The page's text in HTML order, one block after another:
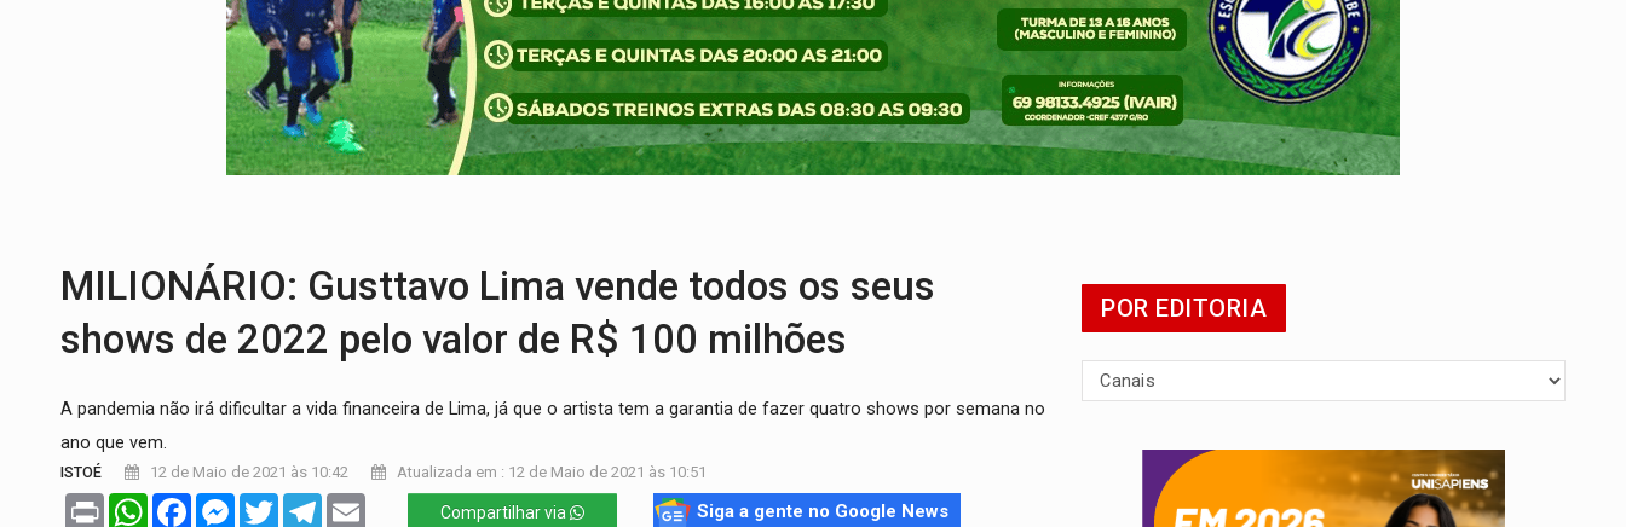
PREVISÃO:Interior de Rondônia terá sábado (8) de calor intenso e tempo firme
INFRAESTRUTURA: Após quase 30 anos de espera, asfalto chega ao bairro Nova Esperança
A ILHA:Coreografia de Rondônia estreia na programação do Festival de Dança de Joinville
ELEIÇÕES 2026:Sgt. Mouza esclarece 'erro de digitação' em declaração de patrimônio de R$ 29 mi
MILIONÁRIO: Gusttavo Lima vende todos os seus
shows de 2022 pelo valor de R$ 100 milhões
A pandemia não irá dificultar a vida financeira de Lima, já que o artista tem a garantia de fazer quatro shows por semana no
ano que vem.
ISTOÉ 12 de Maio de 2021 às 10:42 Atualizada em : 12 de Maio de 2021 às 10:51
Print WhatsAppFacebookMessenger
TwitterTelegram Compartilhar via Siga a gente no Google News
POR EDITORIA